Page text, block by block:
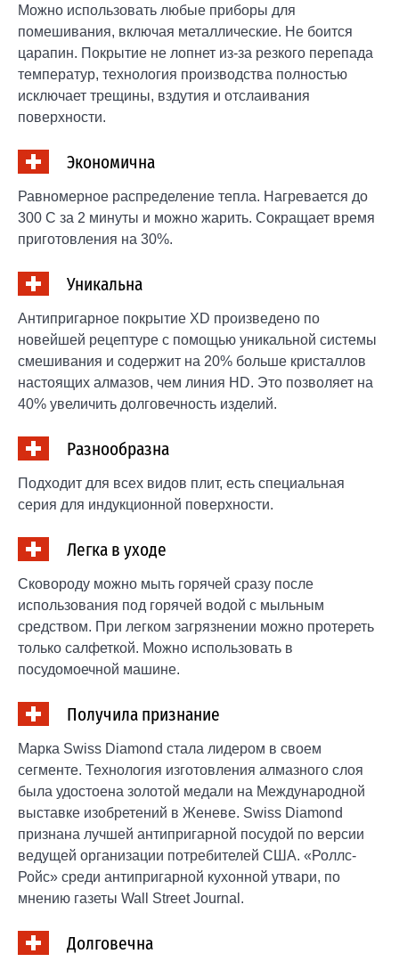
Можно использовать любые приборы для
помешивания, включая металлические. Не боится
царапин. Покрытие не лопнет из-за резкого перепада
температур, технология производства полностью
исключает трещины, вздутия и отслаивания
поверхности.
Экономична
Равномерное распределение тепла. Нагревается до
300 С за 2 минуты и можно жарить. Сокращает время
приготовления на 30%.
Уникальна
Антипригарное покрытие XD произведено по
новейшей рецептуре с помощью уникальной системы
смешивания и содержит на 20% больше кристаллов
настоящих алмазов, чем линия HD. Это позволяет на
40% увеличить долговечность изделий.
Разнообразна
Подходит для всех видов плит, есть специальная
серия для индукционной поверхности.
Легка в уходе
Cковороду можно мыть горячей сразу после
использования под горячей водой с мыльным
средством. При легком загрязнении можно протереть
только салфеткой. Можно использовать в
посудомоечной машине.
Получила признание
Марка Swiss Diamond стала лидером в своем
сегменте. Технология изготовления алмазного слоя
была удостоена золотой медали на Международной
выставке изобретений в Женеве. Swiss Diamond
признана лучшей антипригарной посудой по версии
ведущей организации потребителей США. «Роллс-
Ройс» среди антипригарной кухонной утвари, по
мнению газеты Wall Street Journal.
Долговечна